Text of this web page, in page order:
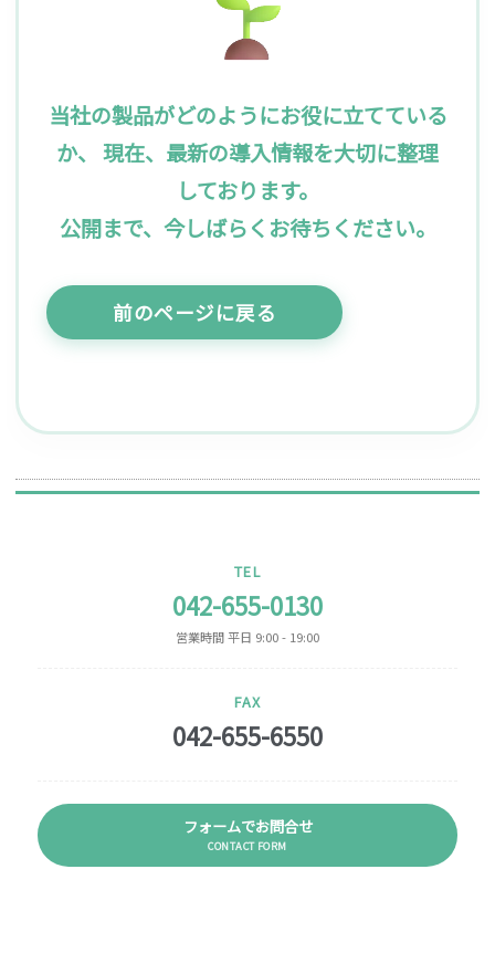
当社の製品がどのようにお役に立てている
か、 現在、最新の導入情報を大切に整理
しております。
公開まで、今しばらくお待ちください。
前のページに戻る
TEL
042-655-0130
営業時間 平日 9:00 - 19:00
FAX
042-655-6550
フォームでお問合せ
CONTACT FORM